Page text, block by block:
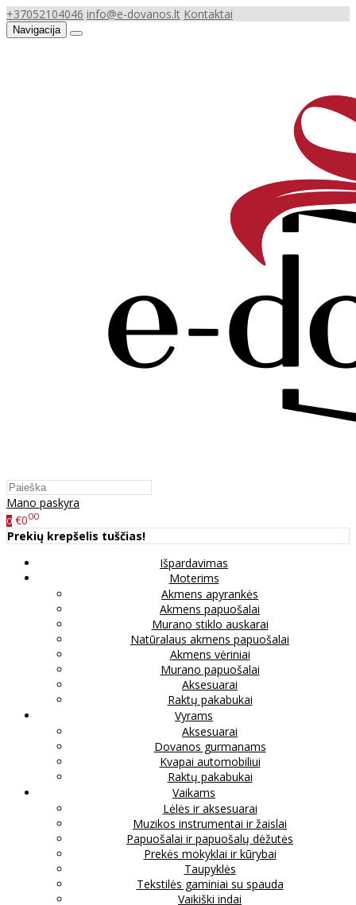
+37052104046 info@e-dovanos.lt Kontaktai
Navigacija
Mano paskyra
0 €000
Prekių krepšelis tuščias!
Išpardavimas
Moterims
Akmens apyrankės
Akmens papuošalai
Murano stiklo auskarai
Natūralaus akmens papuošalai
Akmens vėriniai
Murano papuošalai
Aksesuarai
Raktų pakabukai
Vyrams
Aksesuarai
Dovanos gurmanams
Kvapai automobiliui
Raktų pakabukai
Vaikams
Lėlės ir aksesuarai
Muzikos instrumentai ir žaislai
Papuošalai ir papuošalų dėžutės
Prekės mokyklai ir kūrybai
Taupyklės
Tekstilės gaminiai su spauda
Vaikiški indai